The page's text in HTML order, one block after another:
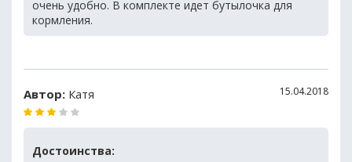
очень удобно. В комплекте идет бутылочка для
кормления.
Автор: Катя 15.04.2018
Достоинства: